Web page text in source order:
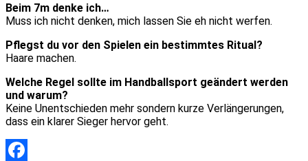
Beim 7m denke ich…
Muss ich nicht denken, mich lassen Sie eh nicht werfen.
Pflegst du vor den Spielen ein bestimmtes Ritual?
Haare machen.
Welche Regel sollte im Handballsport geändert werden
und warum?
Keine Unentschieden mehr sondern kurze Verlängerungen,
dass ein klarer Sieger hervor geht.